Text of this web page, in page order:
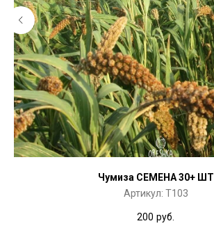
Чумиза СЕМЕНА 30+ ШТ
Артикул: T103
200 руб.